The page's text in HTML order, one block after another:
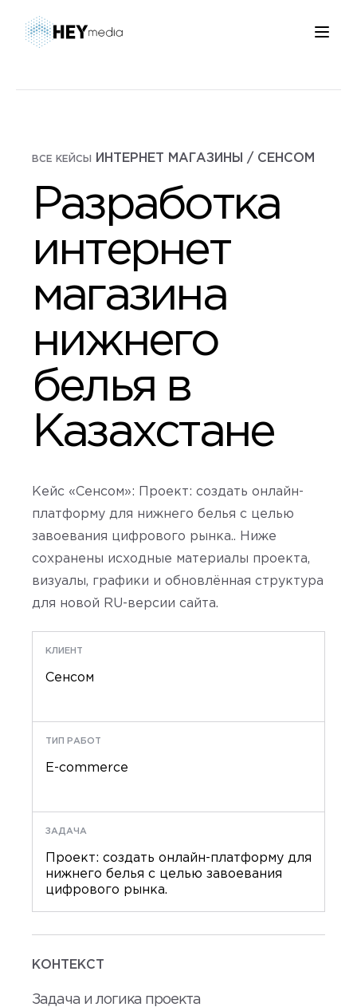
ВСЕ КЕЙСЫ ИНТЕРНЕТ МАГАЗИНЫ / СЕНСОМ
Разработка
интернет
магазина
нижнего
белья в
Казахстане
Кейс «Сенсом»: Проект: создать онлайн-
платформу для нижнего белья с целью
завоевания цифрового рынка.. Ниже
сохранены исходные материалы проекта,
визуалы, графики и обновлённая структура
для новой RU-версии сайта.
КЛИЕНТ
Сенсом
ТИП РАБОТ
E-commerce
ЗАДАЧА
Проект: создать онлайн-платформу для
нижнего белья с целью завоевания
цифрового рынка.
КОНТЕКСТ
Задача и логика проекта